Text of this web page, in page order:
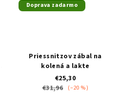
Doprava zadarmo
Priessnitzov zábal na
kolená a lakte
€25,30
€31,96 (–20 %)